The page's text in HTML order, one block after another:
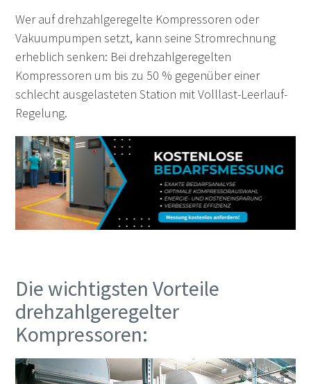
Wer auf drehzahlgeregelte Kompressoren oder
Vakuumpumpen setzt, kann seine Stromrechnung
erheblich senken: Bei drehzahlgeregelten
Kompressoren um bis zu 50 % gegenüber einer
schlecht ausgelasteten Station mit Volllast-Leerlauf-
Regelung.
Die wichtigsten Vorteile
drehzahlgeregelter
Kompressoren: